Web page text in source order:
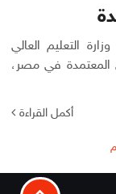
التعليم العالي
المعتمدة في مصر،
أكمل القراءة